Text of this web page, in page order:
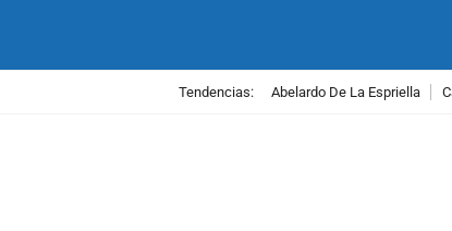
Tendencias: Abelardo De La Espriella